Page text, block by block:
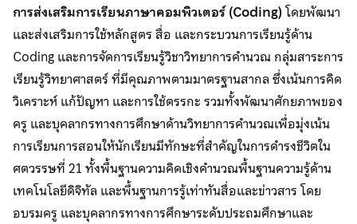
การส่งเสริมการเรียนภาษาคอมพิวเตอร์ (Coding)โดยพัฒนา
และส่งเสริมการใช้หลักสูตร สื่อ และกระบวนการเรียนรู้ด้าน
Coding และการจัดการเรียนรู้วิชาวิทยาการคำนวณ กลุ่มสาระการ
เรียนรู้วิทยาศาสตร์ ที่มีคุณภาพตามมาตรฐานสากล ซึ่งเน้นการคิด
วิเคราะห์ แก้ปัญหา และการใช้ตรรกะ รวมทั้งพัฒนาศักยภาพของ
ครู และบุคลากรทางการศึกษาด้านวิทยาการคำนวณเพื่อมุ่งเน้น
การเรียนการสอนให้นักเรียนมีทักษะที่สำคัญในการดำรงชีวิตใน
ศตวรรษที่ 21 ทั้งพื้นฐานความคิดเชิงคำนวณพื้นฐานความรู้ด้าน
เทคโนโลยีดิจิทัล และพื้นฐานการรู้เท่าทันสื่อและข่าวสาร โดย
อบรมครู และบุคลากรทางการศึกษาระดับประถมศึกษาและ